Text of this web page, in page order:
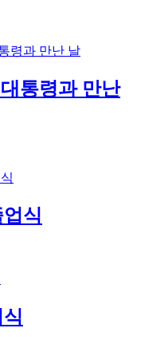
통령과 만난
식